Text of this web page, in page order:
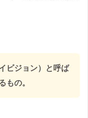
ビジョン）と呼ば
もの。